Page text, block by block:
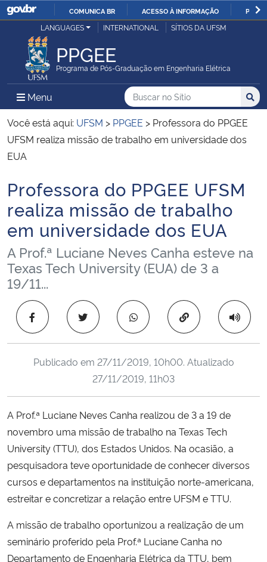
IR
COMUNICA BR ACESSO À INFORMAÇÃO
Ministério da Justiça e Segurança Pública
Ministério da Defesa
Ministério das Relações Exteriores
Ministério da Economia
Ministério da Infraestrutura
Ministério da Agricultura, Pecuária e Abastecimento
Ministério da Educação
Ministério da Cidadania
Ministério da Saúde
Ministério do Turismo
Ministério do Desenvolvimento Regional
Controladoria-Geral da União
Ministério da Mulher, da Família e dos Direitos Humanos
LANGUAGES INTERNATIONAL SÍTIOS DA UFSM
PPGEE
Programa de Pós-Graduação em Engenharia Elétrica
Menu Menu Principal do Sítio
Busca
Buscar no no Sítio
Busca:
Você está aqui: UFSM > PPGEE > Professora do PPGEE
UFSM realiza missão de trabalho em universidade dos
EUA
Início do conteúdo
Professora do PPGEE UFSM
realiza missão de trabalho
em universidade dos EUA
A Prof.ª Luciane Neves Canha esteve na
Texas Tech University (EUA) de 3 a
19/11...
Copiar para área
Publicado em 27/11/2019, 10h00. Atualizado
27/11/2019, 11h03
A Prof.ª Luciane Neves Canha realizou de 3 a 19 de
novembro uma missão de trabalho na Texas Tech
University (TTU), dos Estados Unidos. Na ocasião, a
pesquisadora teve oportunidade de conhecer diversos
cursos e departamentos na instituição norte-americana,
estreitar e concretizar a relação entre UFSM e TTU.
A missão de trabalho oportunizou a realização de um
seminário proferido pela Prof.ª Luciane Canha no
Departamento de Engenharia Elétrica da TTU, bem